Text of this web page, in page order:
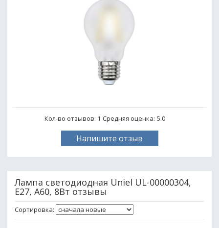
Кол-во отзывов: 1 Средняя оценка: 5.0
Напишите отзыв
Лампа светодиодная Uniel UL-00000304,
E27, A60, 8Вт отзывы
Сортировка: